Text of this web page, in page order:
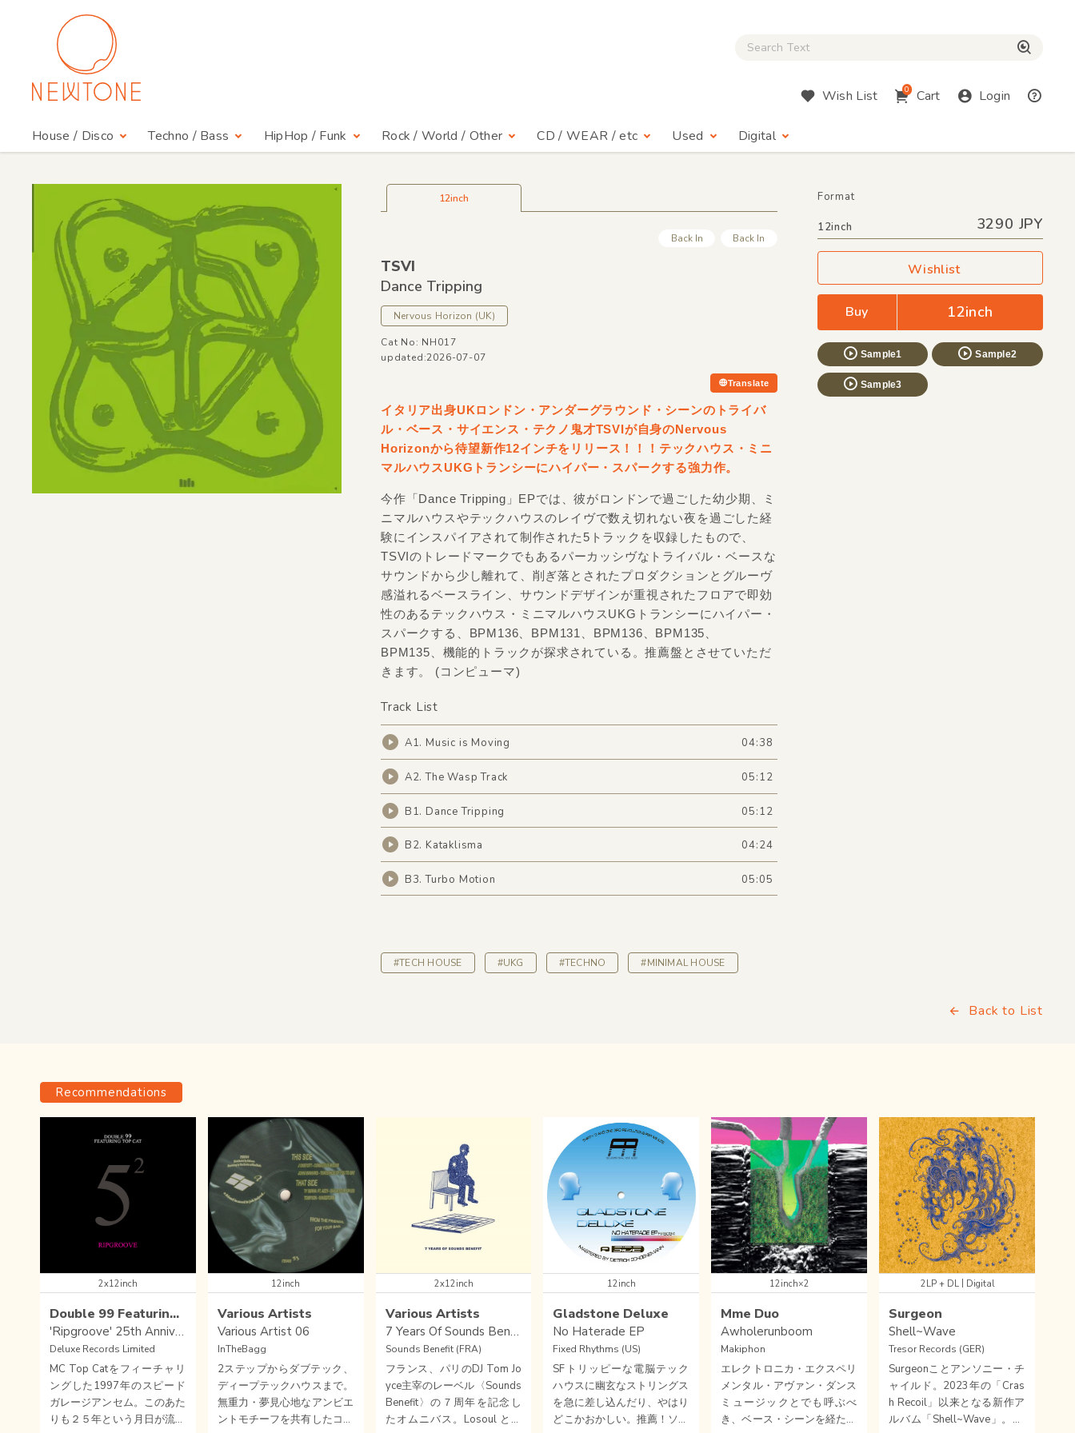
Close Search box
Wish List 0 Cart Login
House / Disco Techno / Bass HipHop / Funk Rock / World / Other CD / WEAR / etc Used Digital
12inch
Back In Back In
TSVI
Dance Tripping
Nervous Horizon (UK)
Cat No: NH017
updated:2026-07-07
Translate
Format
12inch 3290 JPY
Wishlist
Buy 12inch
Sample1 Sample2
Sample3
イタリア出身UKロンドン・アンダーグラウンド・シーンのトライバ
ル・ベース・サイエンス・テクノ鬼才TSVIが自身のNervous
Horizonから待望新作12インチをリリース！！！テックハウス・ミニ
マルハウスUKGトランシーにハイパー・スパークする強力作。
今作「Dance Tripping」EPでは、彼がロンドンで過ごした幼少期、ミ
ニマルハウスやテックハウスのレイヴで数え切れない夜を過ごした経
験にインスパイアされて制作された5トラックを収録したもので、
TSVIのトレードマークでもあるパーカッシヴなトライバル・ベースな
サウンドから少し離れて、削ぎ落とされたプロダクションとグルーヴ
感溢れるベースライン、サウンドデザインが重視されたフロアで即効
性のあるテックハウス・ミニマルハウスUKGトランシーにハイパー・
スパークする、BPM136、BPM131、BPM136、BPM135、
BPM135、機能的トラックが探求されている。推薦盤とさせていただ
きます。 (コンピューマ)
Track List
A1. Music is Moving 04:38
A2. The Wasp Track 05:12
B1. Dance Tripping 05:12
B2. Kataklisma 04:24
B3. Turbo Motion 05:05
#TECH HOUSE #UKG #TECHNO #MINIMAL HOUSE
Back to List
Recommendations
2x12inch
Double 99 Featuring Top Cat
'Ripgroove' 25th Anniversary
Deluxe Records Limited
MC Top Catをフィーチャリ
ングした1997年のスピード
ガレージアンセム。このあた
りも２５年という月日が流れ
12inch
Various Artists
Various Artist 06
InTheBagg
2ステップからダブテック、
ディープテックハウスまで。
無重力・夢見心地なアンビエ
ントモチーフを共有したコピ
2x12inch
Various Artists
7 Years Of Sounds Benefit
Sounds Benefit (FRA)
フランス、パリのDJ Tom Jo
yce主宰のレーベル〈Sounds
Benefit〉の７周年を記念し
たオムニバス。Losoul と共
12inch
Gladstone Deluxe
No Haterade EP
Fixed Rhythms (US)
SFトリッピーな電脳テック
ハウスに幽玄なストリングス
を急に差し込んだり、やはり
どこかおかしい。推薦！ソフ
12inch×2
Mme Duo
Awholerunboom
Makiphon
エレクトロニカ・エクスペリ
メンタル・アヴァン・ダンス
ミュージックとでも呼ぶべ
き、ベース・シーンを経た、
2LP + DL| Digital
Surgeon
Shell~Wave
Tresor Records (GER)
Surgeonことアンソニー・チ
ャイルド。2023年の「Cras
h Recoil」以来となる新作ア
ルバム「Shell~Wave」。2L